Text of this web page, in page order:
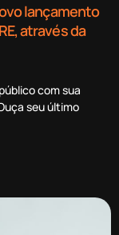
lançamento
através da
com sua
seu último